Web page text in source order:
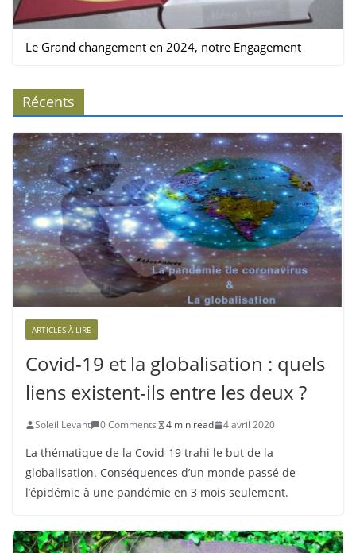
Le Grand changement en 2024, notre Engagement
Récents
ARTICLES À LIRE
Covid-19 et la globalisation : quels
liens existent-ils entre les deux ?
Soleil Levant 0 Comments 4 min read 4 avril 2020
La thématique de la Covid-19 trahi le but de la
globalisation. Conséquences d’un monde passé de
l’épidémie à une pandémie en 3 mois seulement.